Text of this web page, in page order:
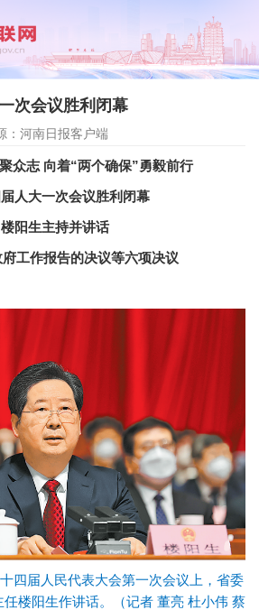
次会议胜利闭幕
：河南日报客户端
众志 向着“两个确保”勇毅前行
人大一次会议胜利闭幕
楼阳生主持并讲话
工作报告的决议等六项决议
四届人民代表大会第一次会议上，省委
楼阳生作讲话。（记者 董亮 杜小伟 蔡